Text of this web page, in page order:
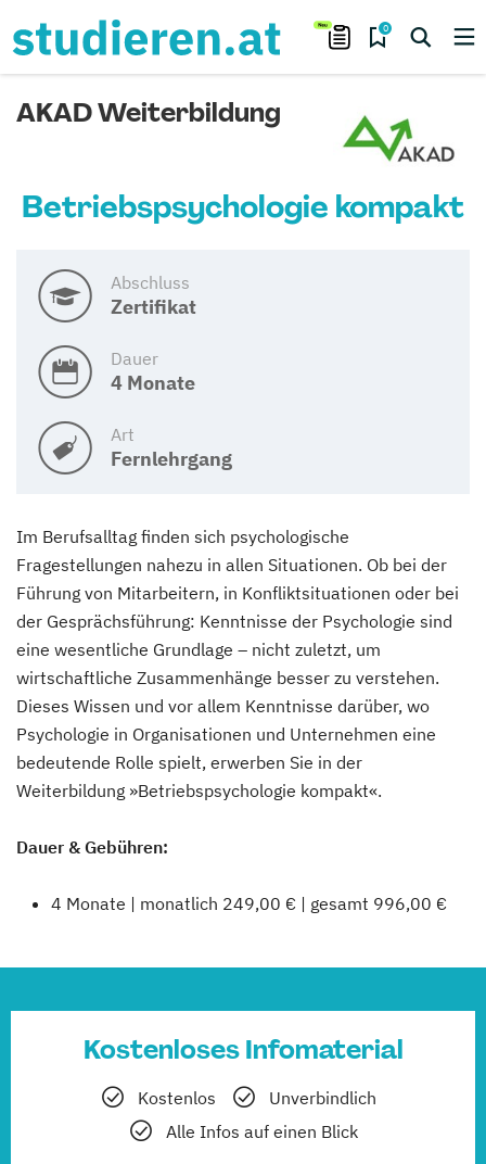
0
AKAD Weiterbildung
Betriebspsychologie kompakt
Abschluss
Zertifikat
Dauer
4 Monate
Art
Fernlehrgang
Im Berufsalltag finden sich psychologische
Fragestellungen nahezu in allen Situationen. Ob bei der
Führung von Mitarbeitern, in Konfliktsituationen oder bei
der Gesprächsführung: Kenntnisse der Psychologie sind
eine wesentliche Grundlage – nicht zuletzt, um
wirtschaftliche Zusammenhänge besser zu verstehen.
Dieses Wissen und vor allem Kenntnisse darüber, wo
Psychologie in Organisationen und Unternehmen eine
bedeutende Rolle spielt, erwerben Sie in der
Weiterbildung »Betriebspsychologie kompakt«.
Dauer & Gebühren:
4 Monate | monatlich 249,00 € | gesamt 996,00 €
Kostenloses Infomaterial
Kostenlos
Unverbindlich
Alle Infos auf einen Blick